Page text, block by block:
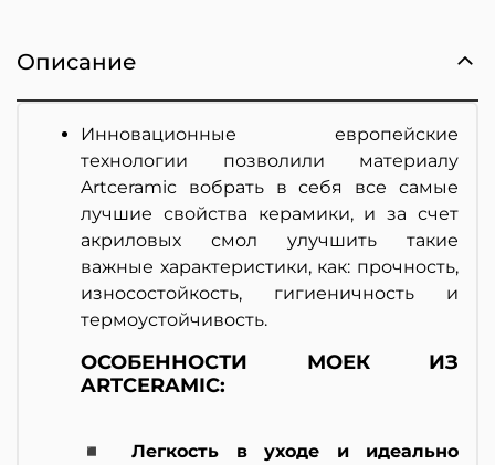
Описание
Инновационные европейские
технологии позволили материалу
Artceramic вобрать в себя все самые
лучшие свойства керамики, и за счет
акриловых смол улучшить такие
важные характеристики, как: прочность,
износостойкость, гигиеничность и
термоустойчивость.
ОСОБЕННОСТИ МОЕК ИЗ
ARTCERAMIC:
◾ Легкость в уходе и идеально